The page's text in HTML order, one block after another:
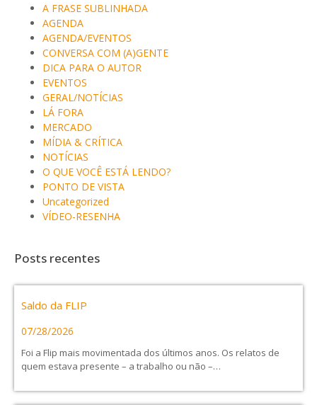
A FRASE SUBLINHADA
AGENDA
AGENDA/EVENTOS
CONVERSA COM (A)GENTE
DICA PARA O AUTOR
EVENTOS
GERAL/NOTÍCIAS
LÁ FORA
MERCADO
MÍDIA & CRÍTICA
NOTÍCIAS
O QUE VOCÊ ESTÁ LENDO?
PONTO DE VISTA
Uncategorized
VÍDEO-RESENHA
Posts recentes
Saldo da FLIP
07/28/2026
Foi a Flip mais movimentada dos últimos anos. Os relatos de
quem estava presente – a trabalho ou não –…